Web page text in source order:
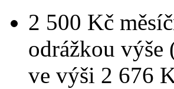
2 500 Kč
odrážkou výše
ve výši 2 676